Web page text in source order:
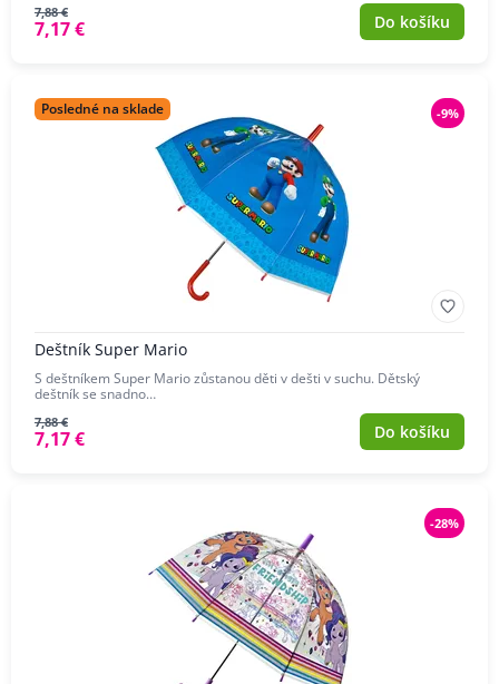
7,88 €
7,17 € Do košíku
Posledné na sklade -9%
Deštník Super Mario
S deštníkem Super Mario zůstanou děti v dešti v suchu. Dětský
deštník se snadno…
7,88 €
7,17 € Do košíku
-28%